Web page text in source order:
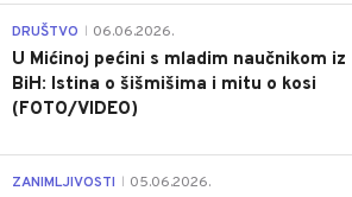
DRUŠTVO 06.06.2026.
U Mićinoj pećini s mladim naučnikom iz
BiH: Istina o šišmišima i mitu o kosi
(FOTO/VIDEO)
ZANIMLJIVOSTI 05.06.2026.